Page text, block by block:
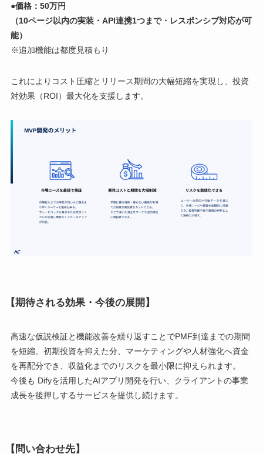
●価格：50万円
（10ページ以内の実装・API連携1つまで・レスポンシブ対応が可
能）
※追加機能は都度見積もり
これによりコスト圧縮とリリース期間の大幅短縮を実現し、投資
対効果（ROI）最大化を支援します。
【期待される効果・今後の展開】
高速な仮説検証と機能改善を繰り返すことでPMF到達までの期間
を短縮。初期投資を抑えた分、マーケティングや人材強化へ資金
を再配分でき、収益化までのリスクを最小限に抑えられます。
今後も Difyを活用したAIアプリ開発を行い、クライアントの事業
成長を後押しするサービスを提供し続けます。
【問い合わせ先】